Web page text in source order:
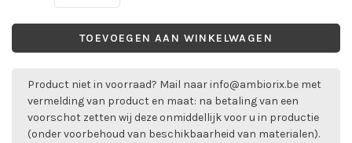
TOEVOEGEN AAN WINKELWAGEN
Product niet in voorraad? Mail naarinfo@ambiorix.be met
vermelding van product en maat: na betaling van een
voorschot zetten wij deze onmiddellijk voor u in productie
(onder voorbehoud van beschikbaarheid van materialen).